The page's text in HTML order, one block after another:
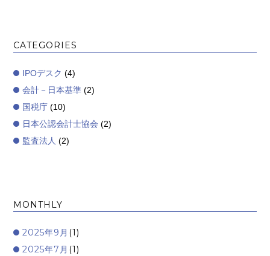
CATEGORIES
IPOデスク (4)
会計－日本基準 (2)
国税庁 (10)
日本公認会計士協会 (2)
監査法人 (2)
MONTHLY
2025年9月 (1)
2025年7月 (1)